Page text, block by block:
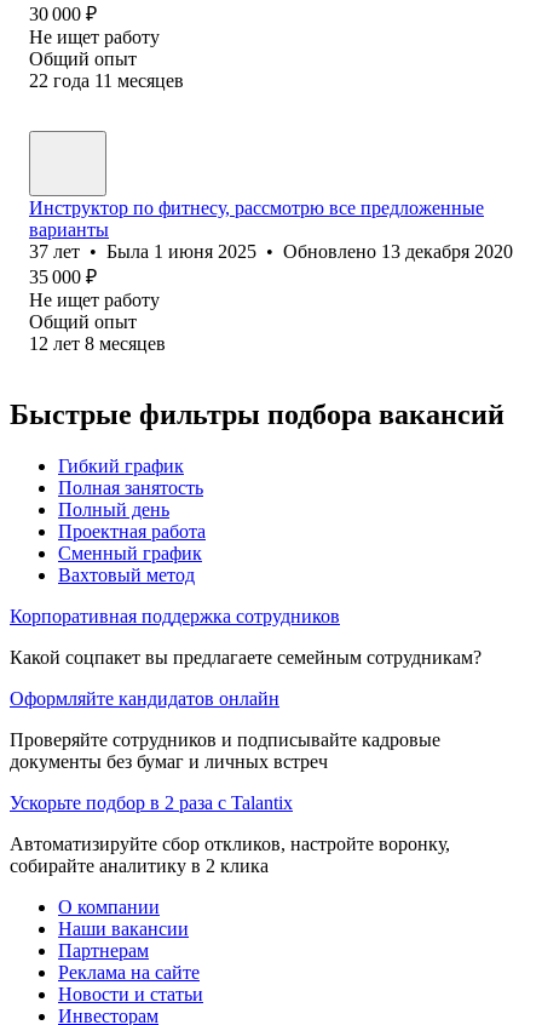
30 000 ₽
Не ищет работу
Общий опыт
22 года 11 месяцев
Инструктор по фитнесу, рассмотрю все предложенные
варианты
37 лет • Была 1 июня 2025 • Обновлено 13 декабря 2020
35 000 ₽
Не ищет работу
Общий опыт
12 лет 8 месяцев
Быстрые фильтры подбора вакансий
Гибкий график
Полная занятость
Полный день
Проектная работа
Сменный график
Вахтовый метод
Корпоративная поддержка сотрудников
Какой соцпакет вы предлагаете семейным сотрудникам?
Оформляйте кандидатов онлайн
Проверяйте сотрудников и подписывайте кадровые
документы без бумаг и личных встреч
Ускорьте подбор в 2 раза с Talantix
Автоматизируйте сбор откликов, настройте воронку,
собирайте аналитику в 2 клика
О компании
Наши вакансии
Партнерам
Реклама на сайте
Новости и статьи
Инвесторам